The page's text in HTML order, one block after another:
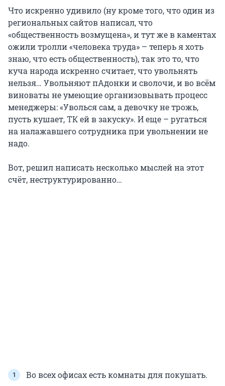
Что искренно удивило (ну кроме того, что один из
региональных сайтов написал, что
«общественность возмущена», и тут же в каментах
ожили тролли «человека труда» – теперь я хоть
знаю, что есть общественность), так это то, что
куча народа искренно считает, что увольнять
нельзя… Увольняют пАдонки и сволочи, и во всём
виноваты не умеющие организовывать процесс
менеджеры: «Уволься сам, а девочку не трожь,
пусть кушает, ТК ей в закуску». И еще – ругаться
на налажавшего сотрудника при увольнении не
надо.
Вот, решил написать несколько мыслей на этот
счёт, неструктурированно…
Во всех офисах есть комнаты для покушать.